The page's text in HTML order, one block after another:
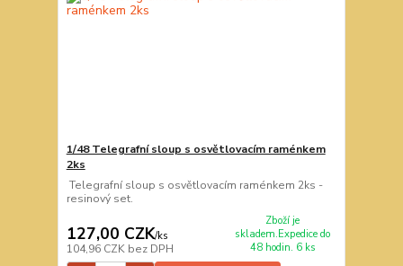
1/48 Telegrafní sloup s osvětlovacím raménkem
2ks
Telegrafní sloup s osvětlovacím raménkem 2ks -
resinový set.
127,00 CZK/ks
104,96 CZK bez DPH
Zboží je
skladem.Expedice do
48 hodin. 6 ks